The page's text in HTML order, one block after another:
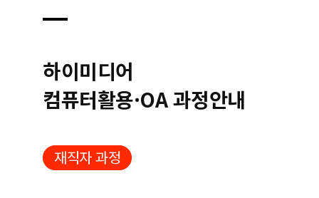
하이미디어
컴퓨터활용·OA 과정안내
재직자 과정